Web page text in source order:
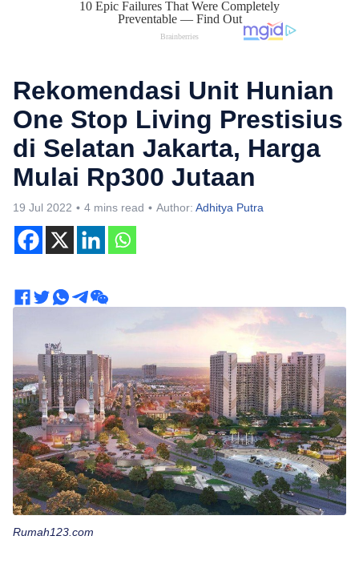
Rekomendasi Unit Hunian
One Stop Living Prestisius
di Selatan Jakarta, Harga
Mulai Rp300 Jutaan
19 Jul 2022 4 mins read Author: Adhitya Putra
Rumah123.com